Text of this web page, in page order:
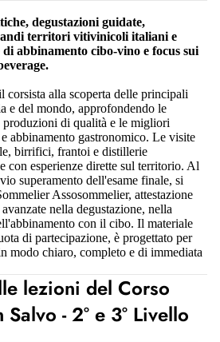
degustazioni guidate,
territori vitivinicoli italiani e
abbinamento cibo-vino e focus sui
corsista alla scoperta delle principali
e del mondo, approfondendo le
di qualità e le migliori
abbinamento gastronomico. Le visite
birrifici, frantoi e distillerie
con esperienze dirette sul territorio. Al
superamento dell'esame finale, si
Assosommelier, attestazione
nella degustazione, nella
con il cibo. Il materiale
di partecipazione, è progettato per
modo chiaro, completo e di immediata
lezioni del Corso
- 2° e 3° Livello